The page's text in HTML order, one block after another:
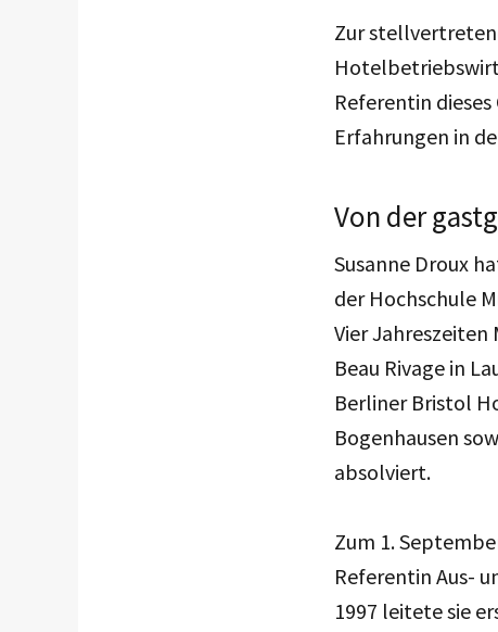
Zur
Referentin
Erfahrungen in
Von der
Susanne Droux
der Hochschule
Vier
Beau Rivage in
Berliner Bristol
Bogenhausen
absolviert.
Zum 1.
Referentin Aus-
1997 leitete sie